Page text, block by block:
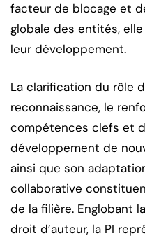
facteur de blocage et
globale des entités,
leur développement.
La clarification du rôle
reconnaissance, le
compétences clefs et
développement de
ainsi que son
collaborative
de la filière. Englobant
droit d’auteur, la PI